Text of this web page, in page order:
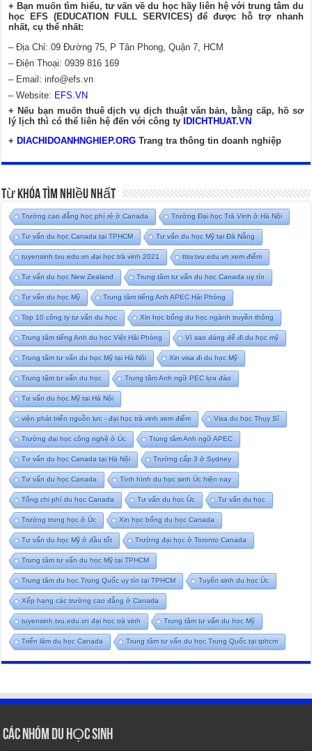
+ Bạn muốn tìm hiểu, tư vấn về du học hãy liên hệ với trung tâm du
học EFS (EDUCATION FULL SERVICES) để được hỗ trợ nhanh
nhất, cụ thể nhất:
– Địa Chỉ: 09 Đường 75, P Tân Phong, Quận 7, HCM
– Điện Thoại: 0939 816 169
– Email:info@efs.vn
– Website: EFS.VN
+ Nếu bạn muốn thuê dịch vụ dịch thuật văn bản, bằng cấp, hồ sơ
lý lịch thì có thể liên hệ đến với công ty
IDICHTHUAT.VN
+ DIACHIDOANHNGHIEP.ORG Trang tra thông tin doanh nghiệp
Từ Khóa Tìm Nhiều Nhất
Trường cao đẳng học phí rẻ ở Canada Trường Đại học Trà Vinh ở Hà Nội
Tư vấn du học Canada tại TPHCM Tư vấn du học Mỹ tại Đà Nẵng
tuyensinh.tvu.edu.vn đại học trà vinh 2021 ttsv.tvu.edu.vn xem điểm
Tư vấn du học New Zealand Trung tâm tư vấn du học Canada uy tín
Tư vấn du học Mỹ Trung tâm tiếng Anh APEC Hải Phòng
Top 10 công ty tư vấn du học Xin học bổng du học ngành truyền thông
Trung tâm tiếng Anh du học Việt Hải Phòng Vì sao đáng để đi du học mỹ
Trung tâm tư vấn du học Mỹ tại Hà Nội Xin visa đi du học Mỹ
Trung tâm tư vấn du học Trung tâm Anh ngữ PEC lựa đào
Tư vấn du học Mỹ tại Hà Nội
viện phát triển nguồn lực - đại học trà vinh xem điểm Visa du học Thụy Sĩ
Trường đại học công nghệ ở Úc Trung tâm Anh ngữ APEC
Tư vấn du học Canada tại Hà Nội Trường cấp 3 ở Sydney
Tư vấn du học Canada Tình hình du học sinh Úc hiện nay
Tổng chi phí du học Canada Tư vấn du học Úc Tư vấn du học
Trường trung học ở Úc Xin học bổng du học Canada
Tư vấn du học Mỹ ở đầu tốt Trường đại học ở Toronto Canada
Trung tâm tư vấn du học Mỹ tại TPHCM
Trung tâm du học Trung Quốc uy tín tại TPHCM Tuyển sinh du học Úc
Xếp hạng các trường cao đẳng ở Canada
tuyensinh.tvu.edu.vn đại học trà vinh Trung tâm tư vấn du học Mỹ
Triển lãm du học Canada Trung tâm tư vấn du học Trung Quốc tại tphcm
CÁC NHÓM DU HỌC SINH